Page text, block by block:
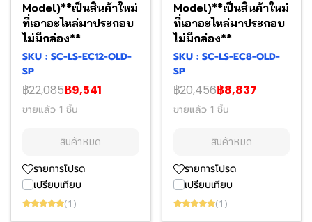
Model)**เป็นสินค้าใหม่
ที่เอาอะไหล่มาประกอบ
ไม่มีกล่อง**
SKU : SC-LS-EC12-OLD-
SP
฿22,085฿9,541
ขายแล้ว 1 ชิ้น
สินค้าหมด
รายการโปรด
เปรียบเทียบ
(1)
Model)**เป็นสินค้าใหม่
ที่เอาอะไหล่มาประกอบ
ไม่มีกล่อง**
SKU : SC-LS-EC8-OLD-
SP
฿20,456฿8,837
ขายแล้ว 1 ชิ้น
สินค้าหมด
รายการโปรด
เปรียบเทียบ
(1)